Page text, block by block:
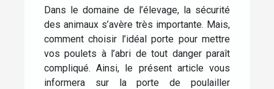
DOOR
Dans le domaine de l’élevage, la sécurité
des animaux s’avère très importante. Mais,
comment choisir l’idéal porte pour mettre
vos poulets à l’abri de tout danger paraît
compliqué. Ainsi, le présent article vous
informera sur la porte de poulailler